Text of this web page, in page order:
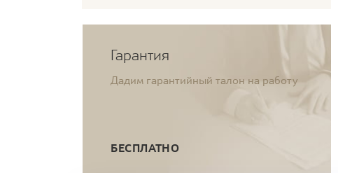
Гарантия
Дадим гарантийный талон на работу
БЕСПЛАТНО